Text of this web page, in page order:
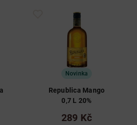
Novinka
Republica Mango
0,7 L 20%
289 Kč